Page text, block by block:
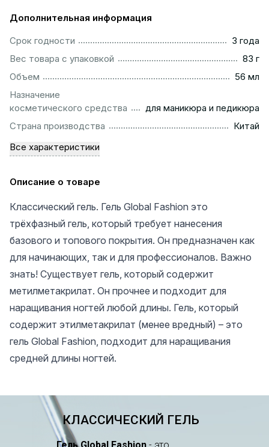
Дополнительная информация
Срок годности
3 года
Вес товара с упаковкой
83 г
Объем
56 мл
Назначение
косметического средства
для маникюра и педикюра
Страна производства
Китай
Все характеристики
Описание о товаре
Классический гель. Гель Global Fashion это
трёхфазный гель, который требует нанесения
базового и топового покрытия. Он предназначен как
для начинающих, так и для профессионалов. Важно
знать! Существует гель, который содержит
метилметакрилат. Он прочнее и подходит для
наращивания ногтей любой длины. Гель, который
содержит этилметакрилат (менее вредный) – это
гель Global Fashion, подходит для наращивания
средней длины ногтей.